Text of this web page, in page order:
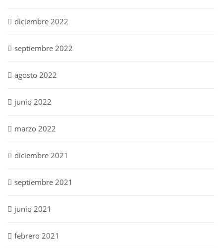
diciembre 2022
septiembre 2022
agosto 2022
junio 2022
marzo 2022
diciembre 2021
septiembre 2021
junio 2021
febrero 2021